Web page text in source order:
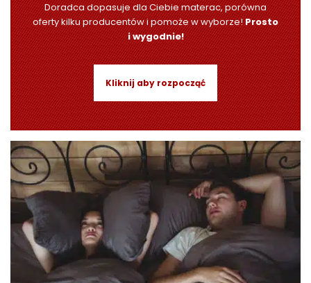
Doradca dopasuje dla Ciebie materac, porówna
oferty kilku producentów i pomoże w wyborze!Prosto
i wygodnie!
Kliknij aby rozpocząć